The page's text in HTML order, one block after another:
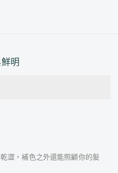
明
澀，補色之外還能照顧你的髮